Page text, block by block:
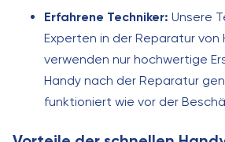
Erfahrene Techniker: Unsere
Experten in der Reparatur von
verwenden nur hochwertige
Handy nach der Reparatur
funktioniert wie vor der